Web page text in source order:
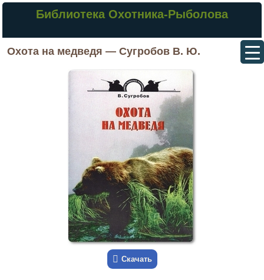
Библиотека Охотника-Рыболова
Охота на медведя — Сугробов В. Ю.
Скачать